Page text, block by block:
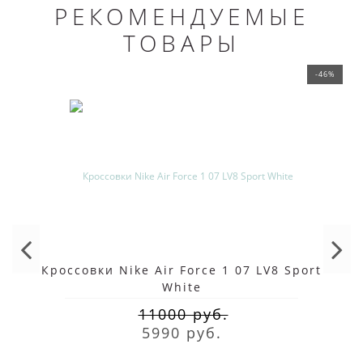
РЕКОМЕНДУЕМЫЕ
ТОВАРЫ
-46%
Кроссовки Nike Air Force 1 07 LV8 Sport
White
11000 руб.
5990 руб.